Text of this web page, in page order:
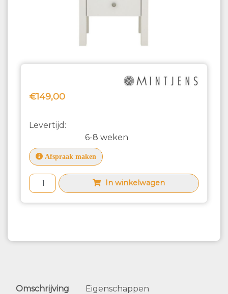
€149,00
Levertijd:
6-8 weken
Afspraak maken
In winkelwagen
Omschrijving Eigenschappen